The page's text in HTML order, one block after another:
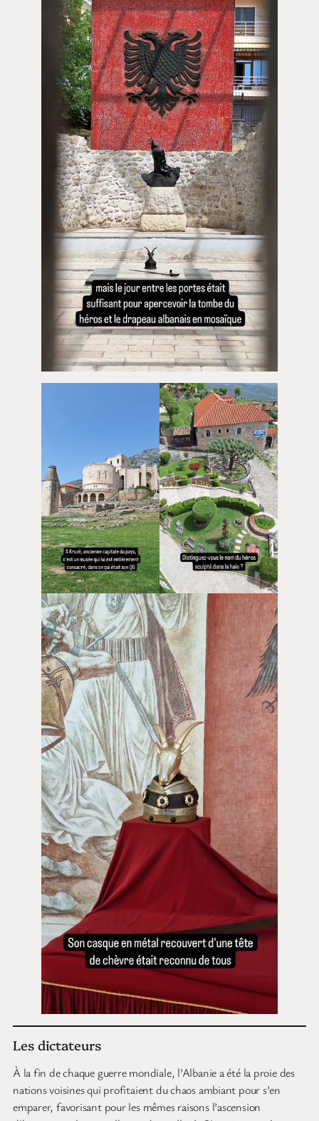
Les dictateurs
À la fin de chaque guerre mondiale, l’Albanie a été la proie des
nations voisines qui profitaient du chaos ambiant pour s’en
emparer, favorisant pour les mêmes raisons l’ascension